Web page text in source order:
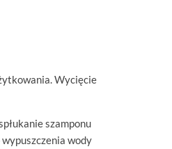
Wycięcie
szamponu
wody